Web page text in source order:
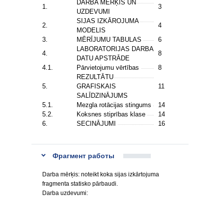
1.
DARBA MĒRĶIS UN
UZDEVUMI
3
2.
SIJAS IZKĀROJUMA
MODELIS
4
3.
MĒRĪJUMU TABULAS
6
4.
LABORATORIJAS DARBA
DATU APSTRĀDE
8
4.1.
Pārvietojumu vērtības 8
5.
REZULTĀTU
GRAFISKAIS
SALĪDZINĀJUMS
11
5.1. Mezgla rotācijas stingums
14
5.2.
Koksnes stiprības klase
14
6.
SECINĀJUMI 16
Фрагмент работы
Darba mērķis: noteikt koka sijas izkārtojuma
fragmenta statisko pārbaudi.
Darba uzdevumi: